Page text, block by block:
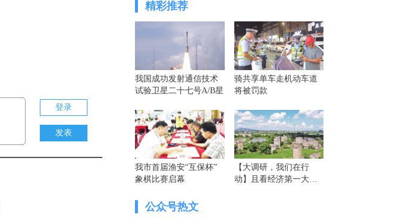
登录
发表
精彩推荐
我国成功发射通信技术
试验卫星二十七号A/B星
骑共享单车走机动车道
将被罚款
我市首届渔安“互保杯”
象棋比赛启幕
【大调研，我们在行
动】且看经济第一大省
公众号热文